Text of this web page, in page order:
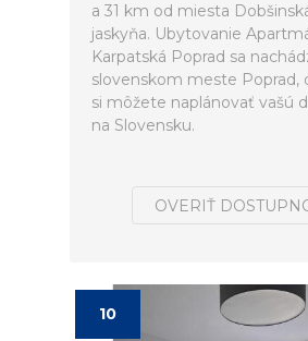
a 31 km od miesta
jaskyňa. Ubytovanie
Karpatská Poprad sa
slovenskom meste Poprad,
si môžete naplánovať vašú
na Slovensku.
OVERIŤ
10